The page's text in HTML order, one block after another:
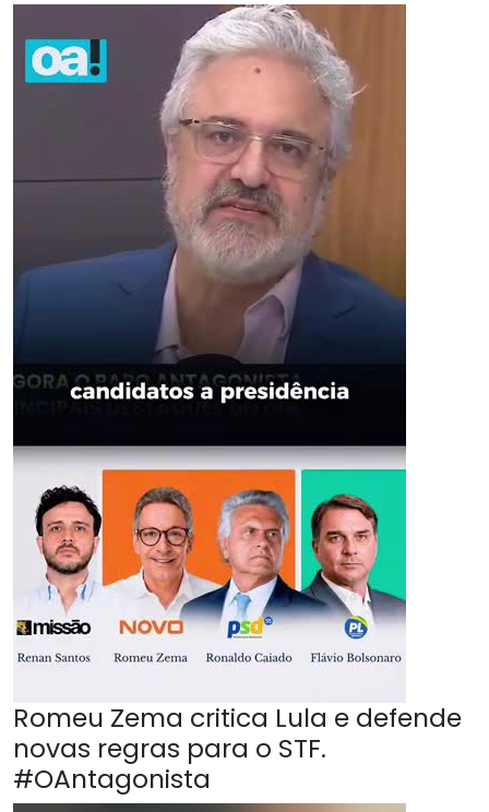
Romeu Zema critica Lula e defende
novas regras para o STF.
#OAntagonista